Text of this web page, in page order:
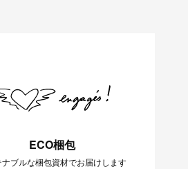
ECO梱包
ナブルな梱包資材でお届けします